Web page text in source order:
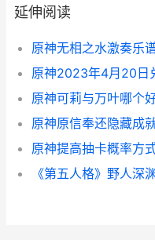
延伸阅读
原神无相之水激奏乐
原神可莉与万叶哪个
原神原信奉还隐藏成